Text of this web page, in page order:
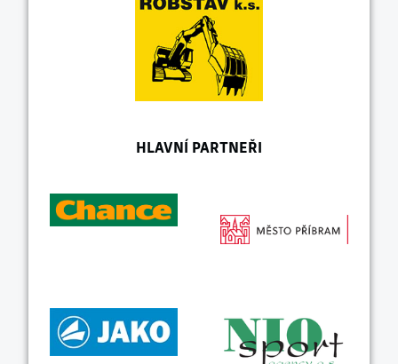
HLAVNÍ PARTNEŘI